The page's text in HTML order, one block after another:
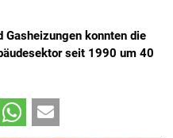
Gasheizungen konnten die
seit 1990 um 40